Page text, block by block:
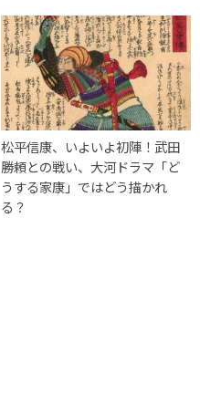
松平信康、いよいよ初陣！武田
勝頼との戦い、大河ドラマ「ど
うする家康」ではどう描かれ
る？